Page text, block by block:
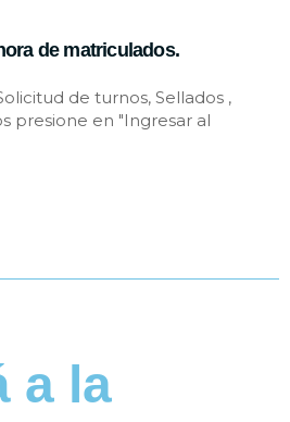
de matriculados.
de turnos, Sellados ,
presione en "Ingresar al
a la